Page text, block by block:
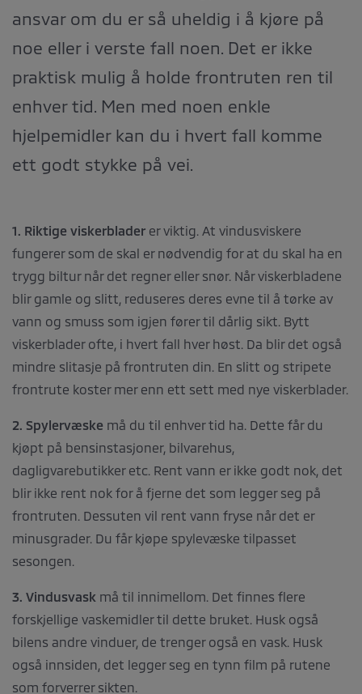
ansvar om du er så uheldig i å kjøre på
noe eller i verste fall noen. Det er ikke
praktisk mulig å holde frontruten ren til
enhver tid. Men med noen enkle
hjelpemidler kan du i hvert fall komme
ett godt stykke på vei.
1. Riktige viskerblader er viktig. At vindusviskere
fungerer som de skal er nødvendig for at du skal ha en
trygg biltur når det regner eller snør. Når viskerbladene
blir gamle og slitt, reduseres deres evne til å tørke av
vann og smuss som igjen fører til dårlig sikt. Bytt
viskerblader ofte, i hvert fall hver høst. Da blir det også
mindre slitasje på frontruten din. En slitt og stripete
frontrute koster mer enn ett sett med nye viskerblader.
2. Spylervæske må du til enhver tid ha. Dette får du
kjøpt på bensinstasjoner, bilvarehus,
dagligvarebutikker etc. Rent vann er ikke godt nok, det
blir ikke rent nok for å fjerne det som legger seg på
frontruten. Dessuten vil rent vann fryse når det er
minusgrader. Du får kjøpe spylevæske tilpasset
sesongen.
3. Vindusvask må til innimellom. Det finnes flere
forskjellige vaskemidler til dette bruket. Husk også
bilens andre vinduer, de trenger også en vask. Husk
også innsiden, det legger seg en tynn film på rutene
som forverrer sikten.